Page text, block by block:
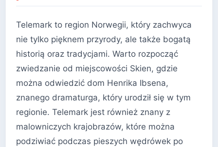
Telemark to region Norwegii, który zachwyca
nie tylko pięknem przyrody, ale także bogatą
historią oraz tradycjami. Warto rozpocząć
zwiedzanie od miejscowości Skien, gdzie
można odwiedzić dom Henrika Ibsena,
znanego dramaturga, który urodził się w tym
regionie. Telemark jest również znany z
malowniczych krajobrazów, które można
podziwiać podczas pieszych wędrówek po